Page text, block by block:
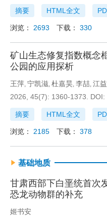
摘要 HTML全文
浏览： 2693 下载： 330
矿山生态修复指数概念
公园的应用探析
王萍, 宁凯滋, 杜嘉昊, 李喆, 江益
2026, 45(7): 1360-1373.
DOI:
摘要 HTML全文
浏览： 2185 下载： 378
基础地质
甘肃西部下白垩统首次
恐龙动物群的补充
姬书安